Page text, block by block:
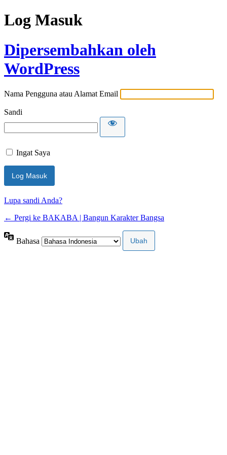
Log Masuk
Dipersembahkan oleh
WordPress
Nama Pengguna atau Alamat Email
Sandi
Ingat Saya
Lupa sandi Anda?
← Pergi ke BAKABA | Bangun Karakter Bangsa
Bahasa